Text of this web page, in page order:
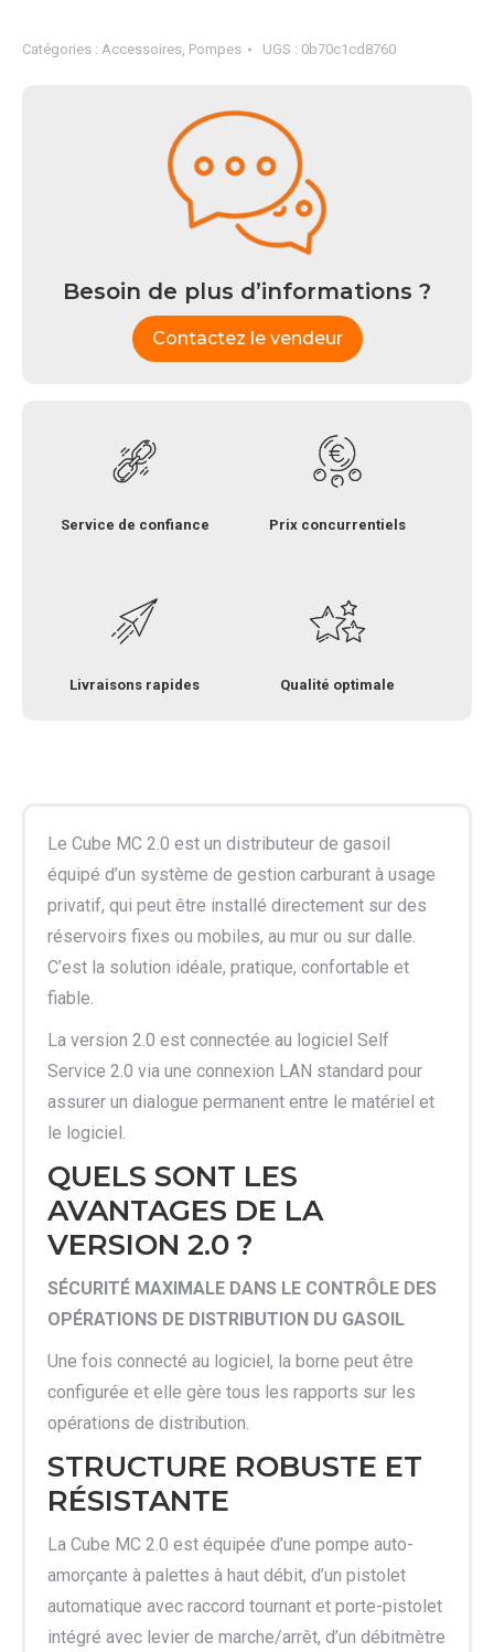
Catégories : Accessoires, Pompes UGS : 0b70c1cd8760
Besoin de plus d’informations ?
Contactez le vendeur
Service de confiance Prix concurrentiels
Livraisons rapides Qualité optimale
Le Cube MC 2.0 est un distributeur de gasoil
équipé d’un système de gestion carburant à usage
privatif, qui peut être installé directement sur des
réservoirs fixes ou mobiles, au mur ou sur dalle.
C’est la solution idéale, pratique, confortable et
fiable.
La version 2.0 est connectée au logiciel Self
Service 2.0 via une connexion LAN standard pour
assurer un dialogue permanent entre le matériel et
le logiciel.
QUELS SONT LES
AVANTAGES DE LA
VERSION 2.0 ?
SÉCURITÉ MAXIMALE DANS LE CONTRÔLE DES
OPÉRATIONS DE DISTRIBUTION DU GASOIL
Une fois connecté au logiciel, la borne peut être
configurée et elle gère tous les rapports sur les
opérations de distribution.
STRUCTURE ROBUSTE ET
RÉSISTANTE
La Cube MC 2.0 est équipée d’une pompe auto-
amorçante à palettes à haut débit, d’un pistolet
automatique avec raccord tournant et porte-pistolet
intégré avec levier de marche/arrêt, d’un débitmètre